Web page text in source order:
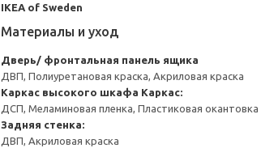
IKEA of Sweden
Материалы и уход
Дверь/ фронтальная панель ящика
ДВП, Полиуретановая краска, Акриловая краска
Каркас высокого шкафа Каркас:
ДСП, Меламиновая пленка, Пластиковая окантовка
Задняя стенка:
ДВП, Акриловая краска